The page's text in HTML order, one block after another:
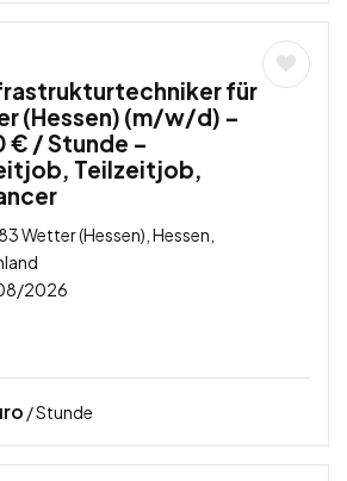
für
(Hessen) (m/w/d) –
€ / Stunde –
Teilzeitjob,
Wetter (Hessen), Hessen,
2026
/ Stunde